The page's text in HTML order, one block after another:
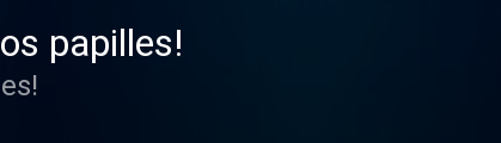
papilles!